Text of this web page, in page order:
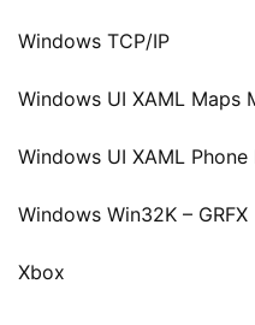
Windows TCP/IP
Windows UI XAML Maps
Windows UI XAML
Windows Win32K – GRFX
Xbox